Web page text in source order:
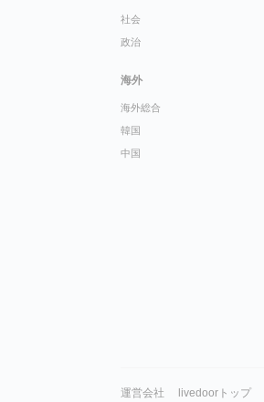
社会
政治
海外
海外総合
韓国
中国
運営会社 livedoorトップ